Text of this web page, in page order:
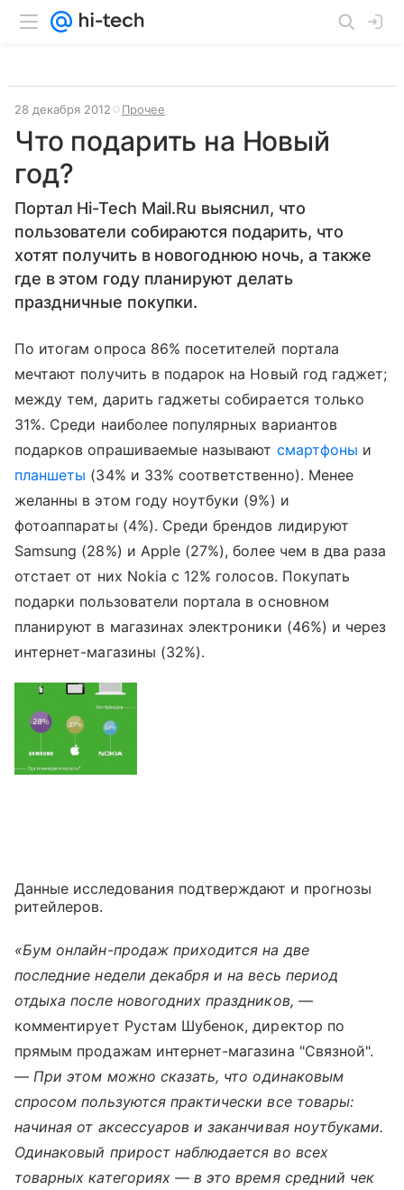
28 декабря 2012 Прочее
Что подарить на Новый
год?
Портал Hi-Tech Mail.Ru выяснил, что
пользователи собираются подарить, что
хотят получить в новогоднюю ночь, а также
где в этом году планируют делать
праздничные покупки.
По итогам опроса 86% посетителей портала
мечтают получить в подарок на Новый год гаджет;
между тем, дарить гаджеты собирается только
31%. Среди наиболее популярных вариантов
подарков опрашиваемые называют смартфоны и
планшеты (34% и 33% соответственно). Менее
желанны в этом году ноутбуки (9%) и
фотоаппараты (4%). Среди брендов лидируют
Samsung (28%) и Apple (27%), более чем в два раза
отстает от них Nokia с 12% голосов. Покупать
подарки пользователи портала в основном
планируют в магазинах электроники (46%) и через
интернет-магазины (32%).
Данные исследования подтверждают и прогнозы
ритейлеров.
«Бум онлайн-продаж приходится на две
последние недели декабря и на весь период
отдыха после новогодних праздников, —
комментирует Рустам Шубенок, директор по
прямым продажам интернет-магазина "Связной".
— При этом можно сказать, что одинаковым
спросом пользуются практически все товары:
начиная от аксессуаров и заканчивая ноутбуками.
Одинаковый прирост наблюдается во всех
товарных категориях — в это время средний чек